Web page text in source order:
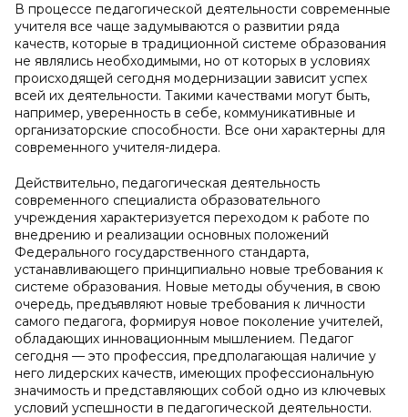
В процессе педагогической деятельности современные
учителя все чаще задумываются о развитии ряда
качеств, которые в традиционной системе образования
не являлись необходимыми, но от которых в условиях
происходящей сегодня модернизации зависит успех
всей их деятельности. Такими качествами могут быть,
например, уверенность в себе, коммуникативные и
организаторские способности. Все они характерны для
современного учителя-лидера.
Действительно, педагогическая деятельность
современного специалиста образовательного
учреждения характеризуется переходом к работе по
внедрению и реализации основных положений
Федерального государственного стандарта,
устанавливающего принципиально новые требования к
системе образования. Новые методы обучения, в свою
очередь, предъявляют новые требования к личности
самого педагога, формируя новое поколение учителей,
обладающих инновационным мышлением. Педагог
сегодня — это профессия, предполагающая наличие у
него лидерских качеств, имеющих профессиональную
значимость и представляющих собой одно из ключевых
условий успешности в педагогической деятельности.